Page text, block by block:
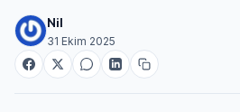
Nil
31 Ekim 2025